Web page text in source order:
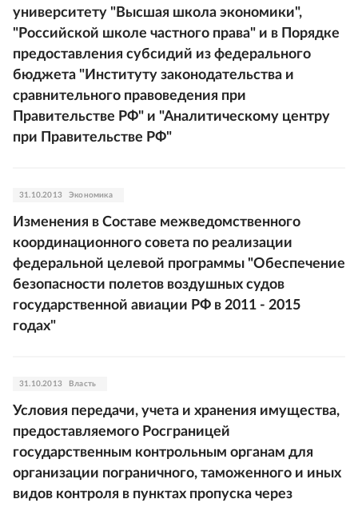
университету "Высшая школа экономики",
"Российской школе частного права" и в Порядке
предоставления субсидий из федерального
бюджета "Институту законодательства и
сравнительного правоведения при
Правительстве РФ" и "Аналитическому центру
при Правительстве РФ"
31.10.2013 Экономика
Изменения в Составе межведомственного
координационного совета по реализации
федеральной целевой программы "Обеспечение
безопасности полетов воздушных судов
государственной авиации РФ в 2011 - 2015
годах"
31.10.2013 Власть
Условия передачи, учета и хранения имущества,
предоставляемого Росграницей
государственным контрольным органам для
организации пограничного, таможенного и иных
видов контроля в пунктах пропуска через